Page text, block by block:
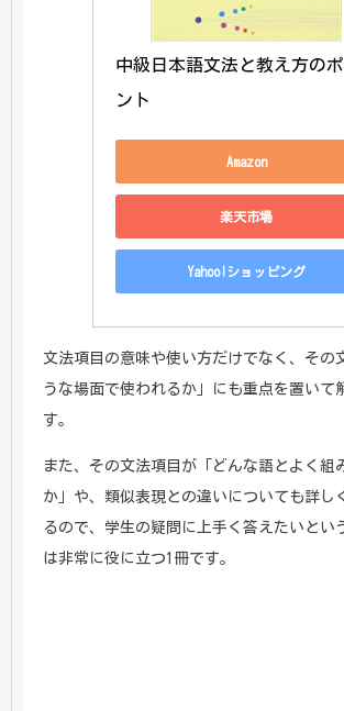
中級日本語文法と教え方の
ント
Amazon
楽天市場
Yahoo!ショッピング
文法項目の意味や使い方だけでなく、その
うな場面で使われるか」にも重点を置いて
す。
また、その文法項目が「どんな語とよく組
か」や、類似表現との違いについても詳し
るので、学生の疑問に上手く答えたいとい
は非常に役に立つ1冊です。